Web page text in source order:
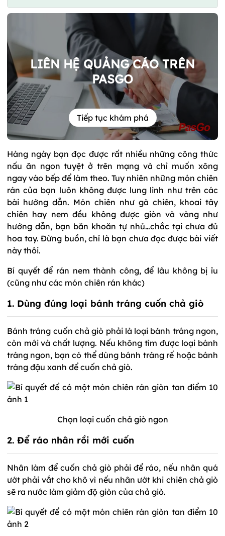
LIÊN HỆ QUẢNG CÁO TRÊN
PASGO
Tiếp tục khám phá
Hàng ngày bạn đọc được rất nhiều những công thức
nấu ăn ngon tuyệt ở trên mạng và chỉ muốn xông
ngay vào bếp để làm theo. Tuy nhiên những món chiên
rán của bạn luôn không được lung linh như trên các
bài hướng dẫn. Món chiên như gà chiên, khoai tây
chiên hay nem đều không được giòn và vàng như
hướng dẫn, bạn băn khoăn tự nhủ…chắc tại chưa đủ
hoa tay. Đừng buồn, chỉ là bạn chưa đọc được bài viết
này thôi.
Bí quyết để rán nem thành công, để lâu không bị ỉu
(cũng như các món chiên rán khác)
1. Dùng đúng loại bánh tráng cuốn chả giò
Bánh tráng cuốn chả giò phải là loại bánh tráng ngon,
còn mới và chất lượng. Nếu không tìm được loại bánh
tráng ngon, bạn có thể dùng bánh tráng rế hoặc bánh
tráng đậu xanh để cuốn chả giò.
Chọn loại cuốn chả giò ngon
2. Để ráo nhân rồi mới cuốn
Nhân làm để cuốn chả giò phải để ráo, nếu nhân quá
ướt phải vắt cho khô vì nếu nhân ướt khi chiên chả giò
sẽ ra nước làm giảm độ giòn của chả giò.